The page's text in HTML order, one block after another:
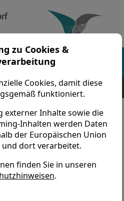
zu Cookies &
Cookies, damit diese
funktioniert.
externer Inhalte sowie die
Inhalten werden Daten
der Europäischen Union
dort verarbeitet.
finden Sie in unseren
.
e.V. > Konzerte und Reisen > ab 2010 >
Marien Kirche
am 16.
St. Marienkirche